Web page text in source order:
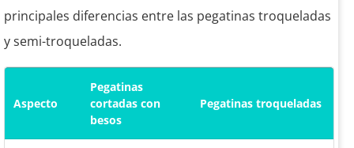
principales diferencias entre las pegatinas troqueladas
y semi-troqueladas.
Aspecto
Pegatinas
cortadas con
besos
Pegatinas troqueladas